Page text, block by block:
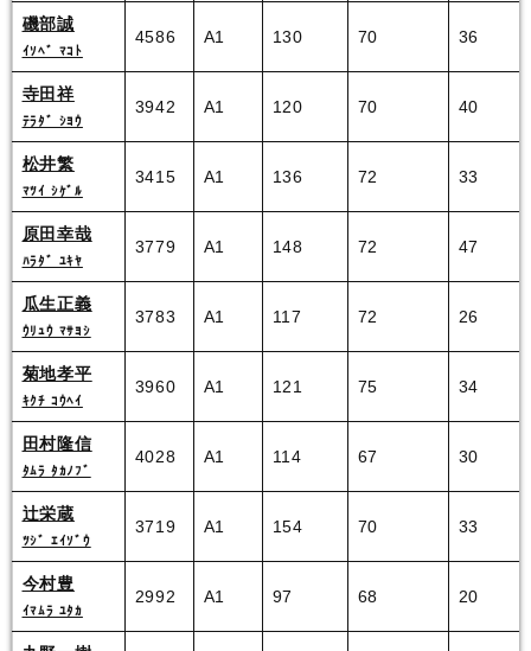
磯部誠
ｲｿﾍﾞ ﾏｺﾄ
4586 A1 130 70 36
寺田祥
ﾃﾗﾀﾞ ｼﾖｳ
3942 A1 120 70 40
松井繁
ﾏﾂｲ ｼｹﾞﾙ
3415 A1 136 72 33
原田幸哉
ﾊﾗﾀﾞ ﾕｷﾔ
3779 A1 148 72 47
瓜生正義
ｳﾘｭｳ ﾏｻﾖｼ
3783 A1 117 72 26
菊地孝平
ｷｸﾁ ｺｳﾍｲ
3960 A1 121 75 34
田村隆信
ﾀﾑﾗ ﾀｶﾉﾌﾞ
4028 A1 114 67 30
辻栄蔵
ﾂｼﾞ ｴｲｿﾞｳ
3719 A1 154 70 33
今村豊
ｲﾏﾑﾗ ﾕﾀｶ
2992 A1 97 68 20